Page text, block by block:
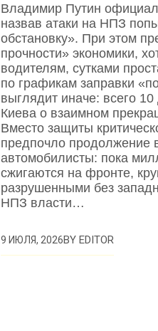
Владимир Путин
назвав атаки на НПЗ
обстановку». При этом
прочности» экономики,
водителям, сутками
по графикам заправки
выглядит иначе: всего
Киева о взаимном
Вместо защиты
предпочло продолжение
автомобилисты: пока
сжигаются на фронте,
разрушенными без
НПЗ власти…
9 ИЮЛЯ, 2026BY EDITOR